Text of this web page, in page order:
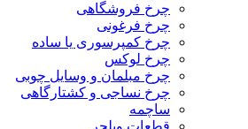
چرخ فروشگاهی
چرخ فرغونی
چرخ کمپرسوری یا ساده
چرخ لوکس
چرخ مبلمان و وسایل چوبی
چرخ نساجی و کشتارگاهی
ساچمه
قطعات ویلچر